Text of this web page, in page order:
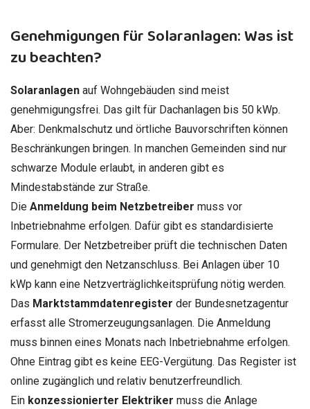
Genehmigungen für Solaranlagen: Was ist
zu beachten?
Solaranlagen auf Wohngebäuden sind meist
genehmigungsfrei. Das gilt für Dachanlagen bis 50 kWp.
Aber: Denkmalschutz und örtliche Bauvorschriften können
Beschränkungen bringen. In manchen Gemeinden sind nur
schwarze Module erlaubt, in anderen gibt es
Mindestabstände zur Straße.
Die Anmeldung beim Netzbetreiber muss vor
Inbetriebnahme erfolgen. Dafür gibt es standardisierte
Formulare. Der Netzbetreiber prüft die technischen Daten
und genehmigt den Netzanschluss. Bei Anlagen über 10
kWp kann eine Netzverträglichkeitsprüfung nötig werden.
Das Marktstammdatenregister der Bundesnetzagentur
erfasst alle Stromerzeugungsanlagen. Die Anmeldung
muss binnen eines Monats nach Inbetriebnahme erfolgen.
Ohne Eintrag gibt es keine EEG-Vergütung. Das Register ist
online zugänglich und relativ benutzerfreundlich.
Ein konzessionierter Elektriker muss die Anlage